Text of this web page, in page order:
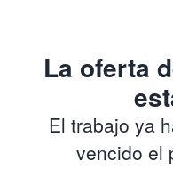
La oferta
El trabajo ya
vencido el